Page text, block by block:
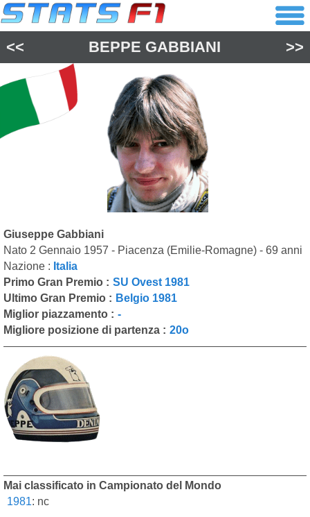
<< BEPPE GABBIANI >>
Giuseppe Gabbiani
Nato 2 Gennaio 1957 - Piacenza (Emilie-Romagne) - 69 anni
Nazione : Italia
Primo Gran Premio : SU Ovest 1981
Ultimo Gran Premio : Belgio 1981
Miglior piazzamento : -
Migliore posizione di partenza : 20o
Mai classificato in Campionato del Mondo
1981: nc